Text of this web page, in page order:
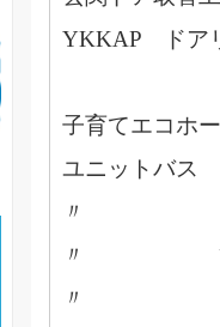
YKKAP ド
子育てエコホ
ユニット
〃 浴室
〃 節
〃 手